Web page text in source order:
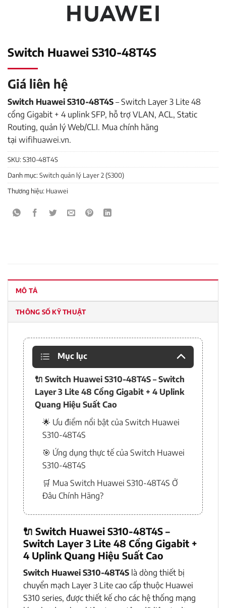
Switch Huawei S310-48T4S
Giá liên hệ
Switch Huawei S310-48T4S – Switch Layer 3 Lite 48
cổng Gigabit + 4 uplink SFP, hỗ trợ VLAN, ACL, Static
Routing, quản lý Web/CLI. Mua chính hãng
tại wifihuawei.vn.
SKU:S310-48T4S
Danh mục:Switch quản lý Layer 2 (S300)
Thương hiệu: Huawei
MÔ TẢ
THÔNG SỐ KỸ THUẬT
Mục lục
🔌 Switch Huawei S310-48T4S – Switch
Layer 3 Lite 48 Cổng Gigabit + 4 Uplink
Quang Hiệu Suất Cao
🌟 Ưu điểm nổi bật của Switch Huawei
S310-48T4S
🎯 Ứng dụng thực tế của Switch Huawei
S310-48T4S
🛒 Mua Switch Huawei S310-48T4S Ở
Đâu Chính Hãng?
🔌 Switch Huawei S310-48T4S –
Switch Layer 3 Lite 48 Cổng Gigabit +
4 Uplink Quang Hiệu Suất Cao
Switch Huawei S310-48T4S là dòng thiết bị
chuyển mạch Layer 3 Lite cao cấp thuộc Huawei
S310 series, được thiết kế cho các hệ thống mạng